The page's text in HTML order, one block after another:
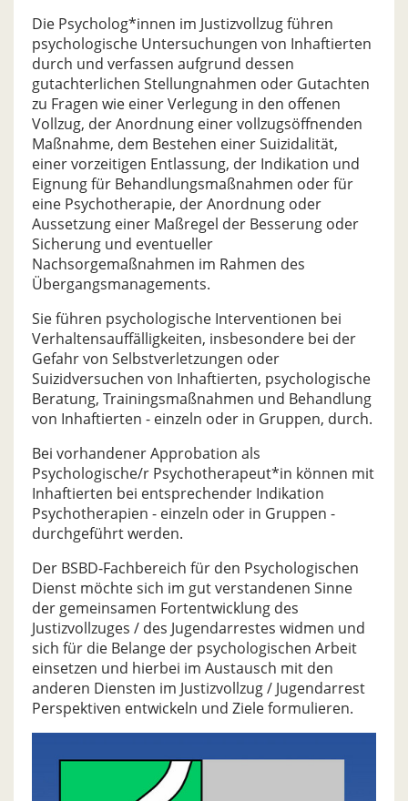
Die Psycholog*innen im Justizvollzug führen
psychologische Untersuchungen von Inhaftierten
durch und verfassen aufgrund dessen
gutachterlichen Stellungnahmen oder Gutachten
zu Fragen wie einer Verlegung in den offenen
Vollzug, der Anordnung einer vollzugsöffnenden
Maßnahme, dem Bestehen einer Suizidalität,
einer vorzeitigen Entlassung, der Indikation und
Eignung für Behandlungsmaßnahmen oder für
eine Psychotherapie, der Anordnung oder
Aussetzung einer Maßregel der Besserung oder
Sicherung und eventueller
Nachsorgemaßnahmen im Rahmen des
Übergangsmanagements.
Sie führen psychologische Interventionen bei
Verhaltensauffälligkeiten, insbesondere bei der
Gefahr von Selbstverletzungen oder
Suizidversuchen von Inhaftierten, psychologische
Beratung, Trainingsmaßnahmen und Behandlung
von Inhaftierten - einzeln oder in Gruppen, durch.
Bei vorhandener Approbation als
Psychologische/r Psychotherapeut*in können mit
Inhaftierten bei entsprechender Indikation
Psychotherapien - einzeln oder in Gruppen -
durchgeführt werden.
Der BSBD-Fachbereich für den Psychologischen
Dienst möchte sich im gut verstandenen Sinne
der gemeinsamen Fortentwicklung des
Justizvollzuges / des Jugendarrestes widmen und
sich für die Belange der psychologischen Arbeit
einsetzen und hierbei im Austausch mit den
anderen Diensten im Justizvollzug / Jugendarrest
Perspektiven entwickeln und Ziele formulieren.